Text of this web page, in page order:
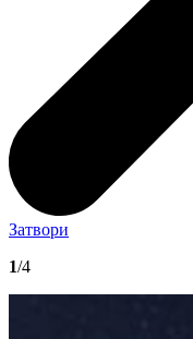
Затвори
1/4